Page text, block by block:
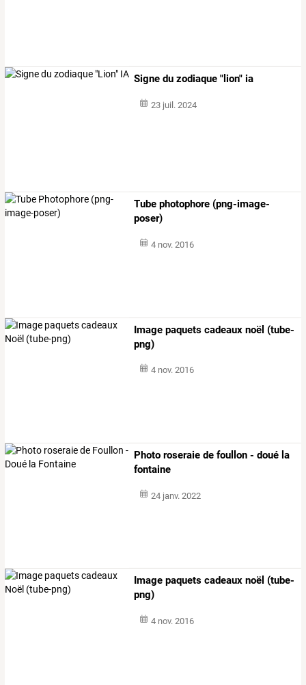
Signe du zodiaque "lion" ia
23 juil. 2024
Tube photophore (png-image-
poser)
4 nov. 2016
Image paquets cadeaux noël (tube-
png)
4 nov. 2016
Photo roseraie de foullon - doué la
fontaine
24 janv. 2022
Image paquets cadeaux noël (tube-
png)
4 nov. 2016